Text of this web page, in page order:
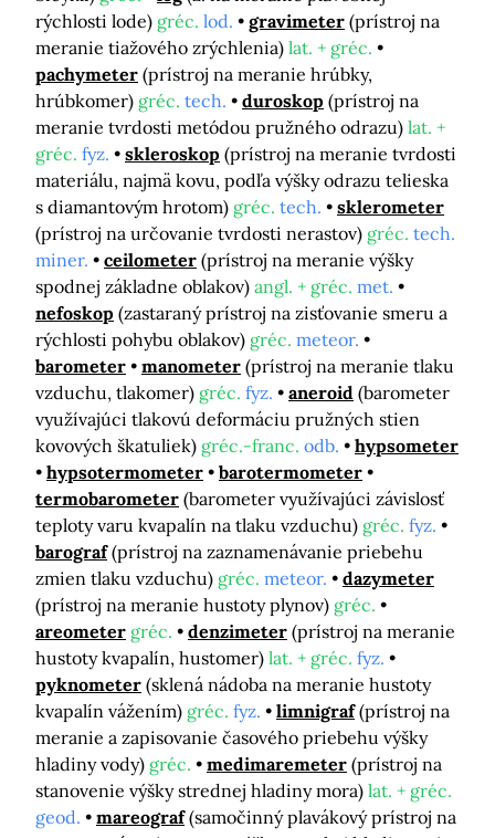
rýchlosti lode) gréc. lod. gravimeter (prístroj na
meranie tiažového zrýchlenia) lat. + gréc.
pachymeter (prístroj na meranie hrúbky,
hrúbkomer) gréc. tech. duroskop (prístroj na
meranie tvrdosti metódou pružného odrazu) lat. +
gréc. fyz. skleroskop (prístroj na meranie tvrdosti
materiálu, najmä kovu, podľa výšky odrazu telieska
s diamantovým hrotom) gréc. tech.
sklerometer
(prístroj na určovanie tvrdosti nerastov) gréc. tech.
miner.
ceilometer (prístroj na meranie výšky
spodnej základne oblakov) angl. + gréc. met.
nefoskop (zastaraný prístroj na zisťovanie smeru a
rýchlosti pohybu oblakov) gréc. meteor.
barometer
manometer (prístroj na meranie tlaku
vzduchu, tlakomer) gréc. fyz. aneroid (barometer
využívajúci tlakovú deformáciu pružných stien
kovových škatuliek) gréc.-franc. odb.
hypsometer
hypsotermometer
barotermometer
termobarometer (barometer využívajúci závislosť
teploty varu kvapalín na tlaku vzduchu) gréc. fyz.
barograf (prístroj na zaznamenávanie priebehu
zmien tlaku vzduchu) gréc. meteor.
dazymeter
(prístroj na meranie hustoty plynov) gréc.
areometer gréc. denzimeter (prístroj na meranie
hustoty kvapalín, hustomer) lat. + gréc. fyz.
pyknometer (sklená nádoba na meranie hustoty
kvapalín vážením) gréc. fyz. limnigraf (prístroj na
meranie a zapisovanie časového priebehu výšky
hladiny vody) gréc. medimaremeter (prístroj na
stanovenie výšky strednej hladiny mora) lat. + gréc.
geod.
mareograf (samočinný plavákový prístroj na